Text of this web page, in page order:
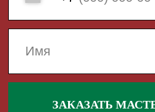
495 868 00 36